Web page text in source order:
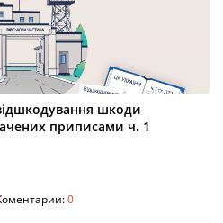
шкоди
приписами ч. 1
0